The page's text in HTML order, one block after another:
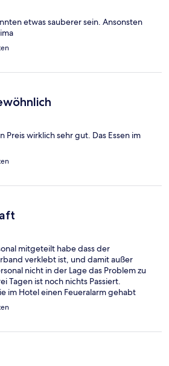
etwas sauberer sein. Ansonsten
Preis wirklich sehr gut. Das Essen im
mitgeteilt habe dass der
verklebt ist, und damit außer
nicht in der Lage das Problem zu
Tagen ist noch nichts Passiert.
im Hotel einen Feueralarm gehabt
Belästigung von Gästen
des Hotels, die "Dunkele
Frauen.